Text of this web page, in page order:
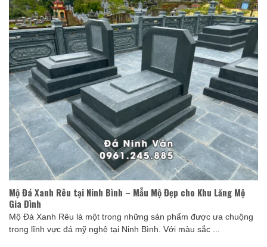
Mộ Đá Xanh Rêu tại Ninh Bình – Mẫu Mộ Đẹp cho Khu Lăng Mộ
Gia Đình
Mộ Đá Xanh Rêu là một trong những sản phẩm được ưa chuộng
trong lĩnh vực đá mỹ nghệ tại Ninh Bình. Với màu sắc ...